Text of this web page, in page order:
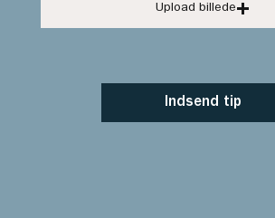
Indsend tip
Upload billede